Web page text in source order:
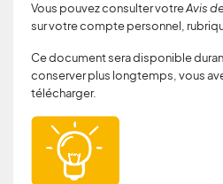
Vous pouvez consulter votreAvis
sur votre compte personnel,
Ce document sera disponible
conserver plus longtemps, vous
télécharger.